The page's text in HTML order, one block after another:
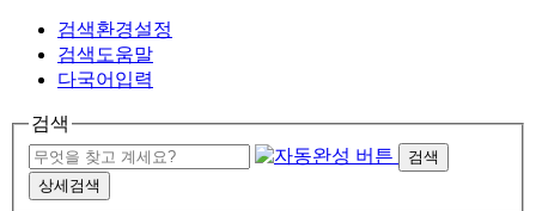
검색환경설정
검색도움말
다국어입력
검색
검색
상세검색